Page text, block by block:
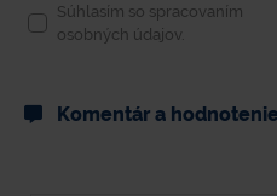
Súhlasím so spracovaním
osobných údajov.
Komentár a hodnotenie